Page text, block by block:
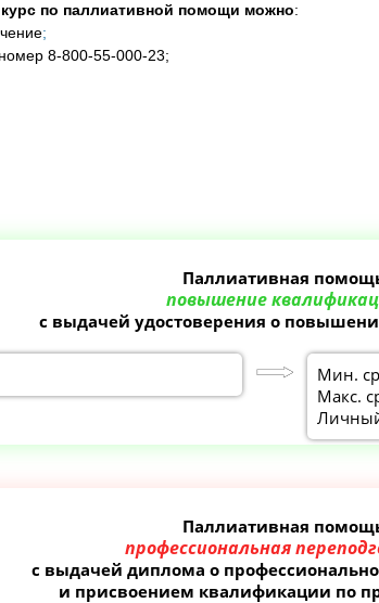
по паллиативной помощи можно:
;
8-800-55-000-23;
Паллиативная
повышение
с выдачей удостоверения о
Мин.
Макс.
Паллиативная
профессиональная
с выдачей диплома о
и присвоением квалификации по